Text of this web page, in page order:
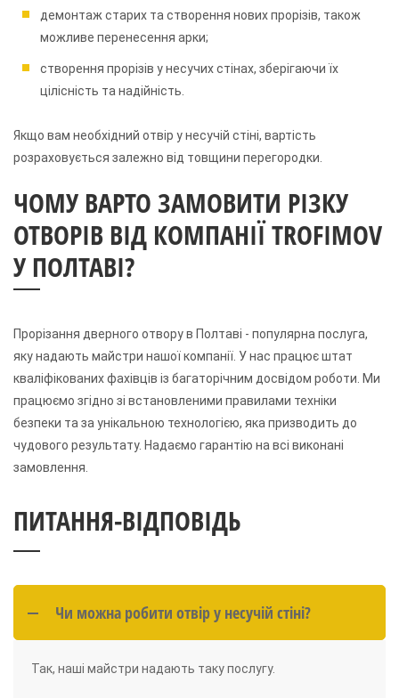
демонтаж старих та створення нових прорізів, також
можливе перенесення арки;
створення прорізів у несучих стінах, зберігаючи їх
цілісність та надійність.
Якщо вам необхідний отвір у несучій стіні, вартість
розраховується залежно від товщини перегородки.
ЧОМУ ВАРТО ЗАМОВИТИ РІЗКУ
ОТВОРІВ ВІД КОМПАНІЇ TROFIMOV
У ПОЛТАВІ?
Прорізання дверного отвору в Полтаві - популярна послуга,
яку надають майстри нашої компанії. У нас працює штат
кваліфікованих фахівців із багаторічним досвідом роботи. Ми
працюємо згідно зі встановленими правилами техніки
безпеки та за унікальною технологією, яка призводить до
чудового результату. Надаємо гарантію на всі виконані
замовлення.
ПИТАННЯ-ВІДПОВІДЬ
Чи можна робити отвір у несучій стіні?
Так, наші майстри надають таку послугу.